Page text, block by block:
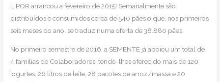
LIPOR arrancou a fevereiro de 2015! Semanalmente são
distribuídos e consumidos cerca de 540 pães o que, nos primeiros
seis meses do ano, se traduz numa oferta de 38.880 pães.
No primeiro semestre de 2016, a SEMENTE já apoiou um total de
4 famílias de Colaboradores, tendo-lhes oferecido mais de 120
iogurtes, 26 litros de leite, 28 pacotes de arroz/massa e 20